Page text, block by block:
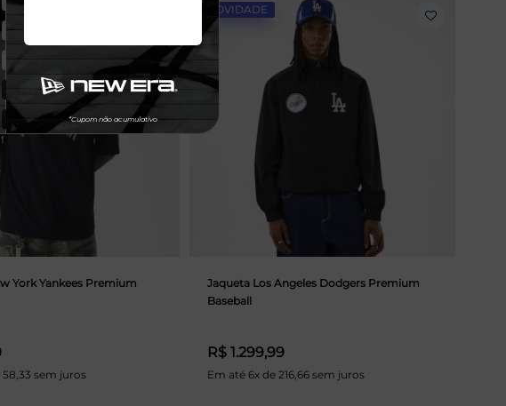
York Yankees Premium
58,33 sem juros
NOVIDADE
Jaqueta Los Angeles Dodgers Premium
Baseball
R$ 1.299,99
Em até 6x de 216,66 sem juros